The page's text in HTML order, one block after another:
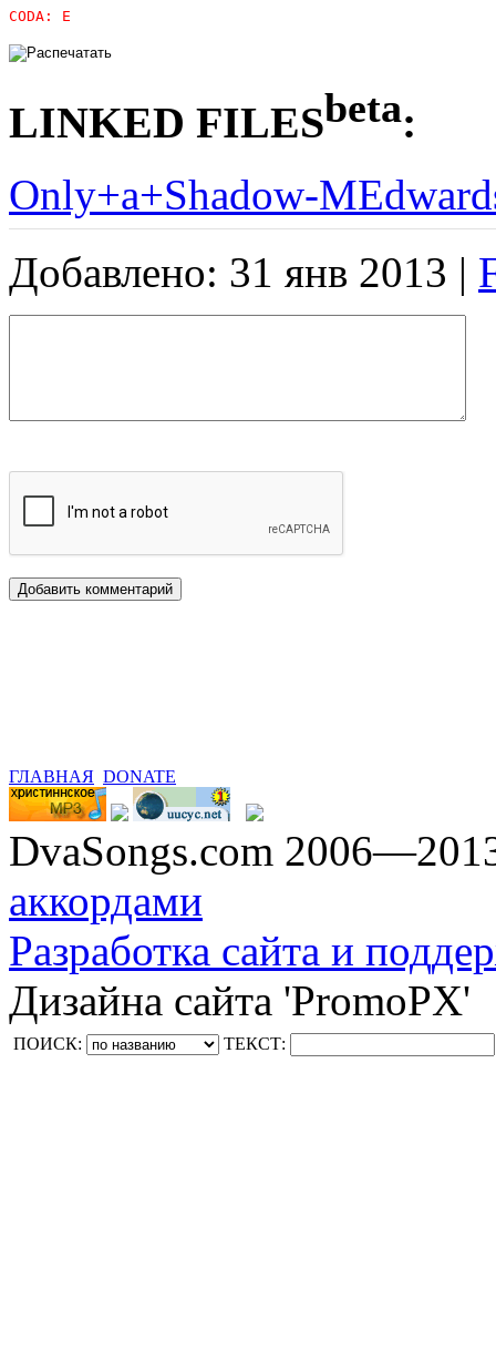
CODA: E
LINKED FILESbeta:
Only+a+Shadow-
Добавлено: 31 янв 2013 |
ГЛАВНАЯ DONATE
DvaSongs.com
аккордами
Разработка сайта и
Дизайна сайта 'PromoPX'
ПОИСК: ТЕКСТ: